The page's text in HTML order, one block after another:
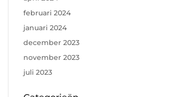
februari 2024
januari 2024
december 2023
november 2023
juli 2023